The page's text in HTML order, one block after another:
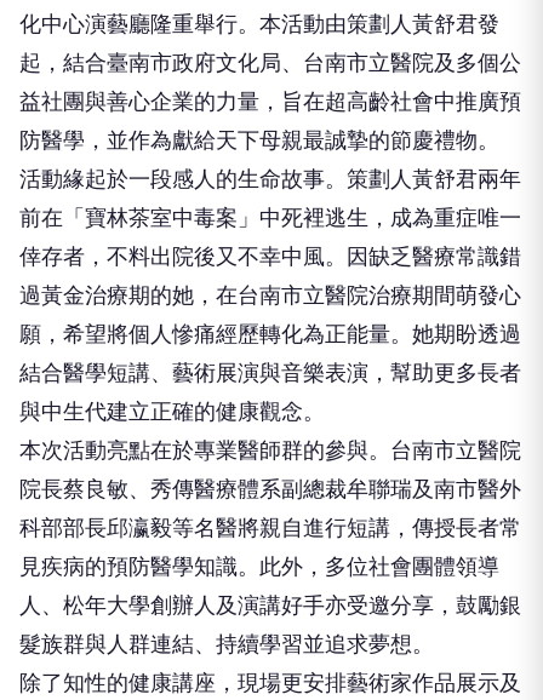
化中心演藝廳隆重舉行。本活動由策劃人黃舒君發
起，結合臺南市政府文化局、台南市立醫院及多個公
益社團與善心企業的力量，旨在超高齡社會中推廣預
防醫學，並作為獻給天下母親最誠摯的節慶禮物。
活動緣起於一段感人的生命故事。策劃人黃舒君兩年
前在「寶林茶室中毒案」中死裡逃生，成為重症唯一
倖存者，不料出院後又不幸中風。因缺乏醫療常識錯
過黃金治療期的她，在台南市立醫院治療期間萌發心
願，希望將個人慘痛經歷轉化為正能量。她期盼透過
結合醫學短講、藝術展演與音樂表演，幫助更多長者
與中生代建立正確的健康觀念。
本次活動亮點在於專業醫師群的參與。台南市立醫院
院長蔡良敏、秀傳醫療體系副總裁牟聯瑞及南市醫外
科部部長邱瀛毅等名醫將親自進行短講，傳授長者常
見疾病的預防醫學知識。此外，多位社會團體領導
人、松年大學創辦人及演講好手亦受邀分享，鼓勵銀
髮族群與人群連結、持續學習並追求夢想。
除了知性的健康講座，現場更安排藝術家作品展示及